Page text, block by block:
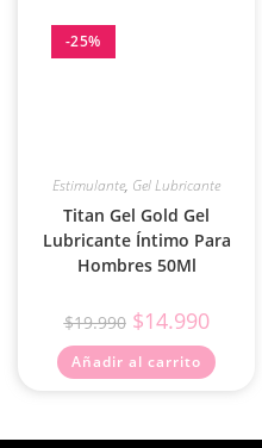
-25%
Estimulante, Gel Lubricante
Titan Gel Gold Gel
Lubricante Íntimo Para
Hombres 50Ml
$19.990 $14.990
Añadir al carrito